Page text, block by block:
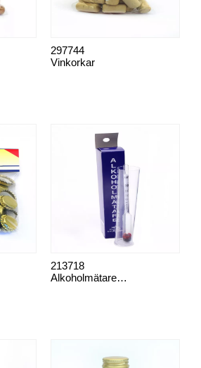
Vinkorkar
297744
Alkoholmätare, 22 cm
213718